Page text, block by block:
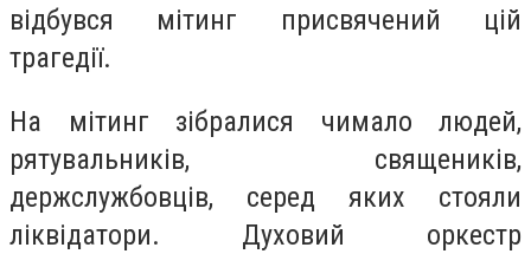
відбувся мітинг присвячений цій
трагедії.
На мітинг зібралися чимало людей,
рятувальників, священиків,
держслужбовців, серед яких стояли
ліквідатори. Духовий оркестр